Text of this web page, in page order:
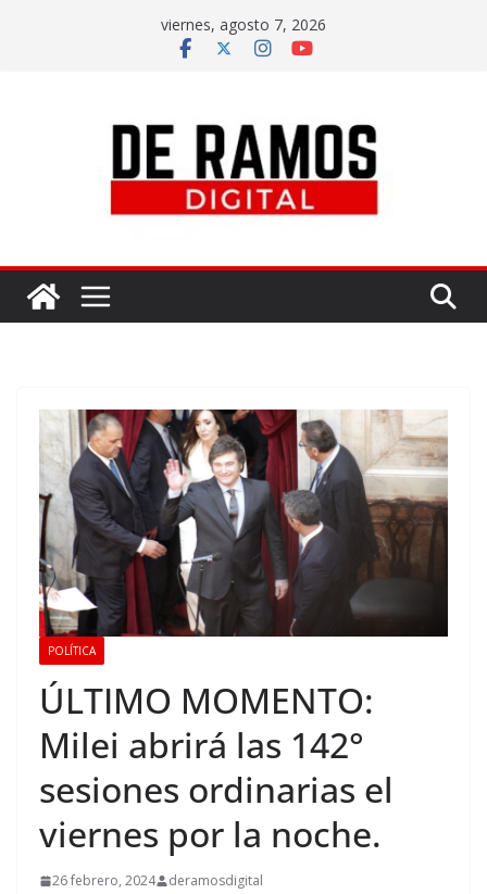
viernes, agosto 7, 2026
POLÍTICA
ÚLTIMO MOMENTO:
Milei abrirá las 142°
sesiones ordinarias el
viernes por la noche.
26 febrero, 2024 deramosdigital